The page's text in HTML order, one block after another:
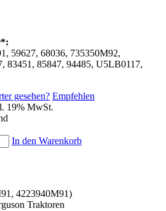
59627, 68036, 735350M92,
83451, 85847, 94485, U5LB0117,
gesehen? Empfehlen
19% MwSt.
In den Warenkorb
4223940M91)
Traktoren